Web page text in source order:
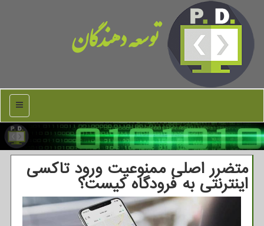
توسعه دهندگان
منو
متضرر اصلی ممنوعیت ورود تاکسی
اینترنتی به فرودگاه کیست؟